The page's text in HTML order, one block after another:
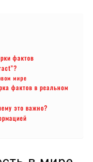
фактов
мире
фактов в реальном
это важно?